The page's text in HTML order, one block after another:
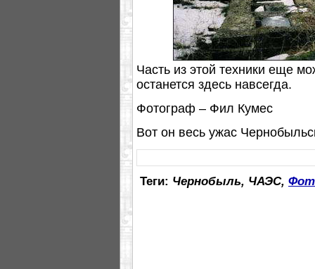
Часть из этой техники еще
останется здесь навсегда.
Фотограф – Фил Кумес
Вот он весь ужас
Теги: Чернобыль, ЧАЭС,